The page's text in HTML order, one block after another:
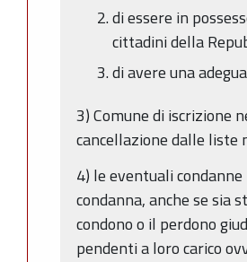
di essere in
cittadini della
di avere una
3) Comune di iscrizione
cancellazione dalle liste
4) le eventuali
condanna, anche se sia
condono o il perdono
pendenti a loro carico